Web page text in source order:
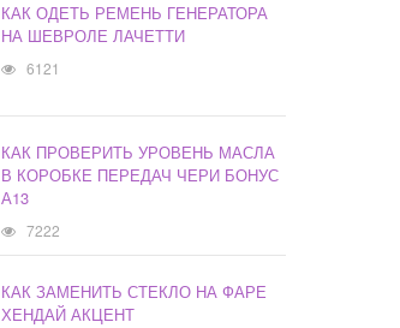
КАК ОДЕТЬ РЕМЕНЬ ГЕНЕРАТОРА
НА ШЕВРОЛЕ ЛАЧЕТТИ
6121
КАК ПРОВЕРИТЬ УРОВЕНЬ МАСЛА
В КОРОБКЕ ПЕРЕДАЧ ЧЕРИ БОНУС
А13
7222
КАК ЗАМЕНИТЬ СТЕКЛО НА ФАРЕ
ХЕНДАЙ АКЦЕНТ